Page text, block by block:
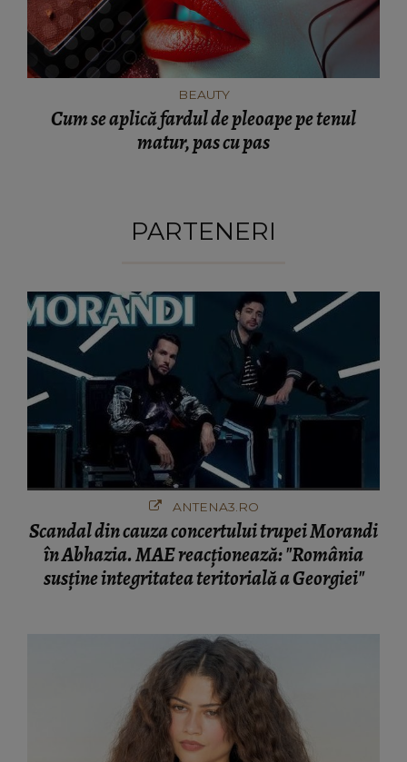
BEAUTY
Cum se aplică fardul de pleoape pe tenul
matur, pas cu pas
PARTENERI
ANTENA3.RO
Scandal din cauza concertului trupei Morandi
în Abhazia. MAE reacționează: "România
susține integritatea teritorială a Georgiei"